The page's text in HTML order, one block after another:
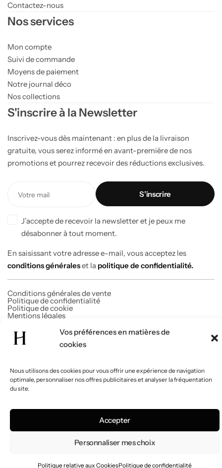
Vos préférences en matières de
cookies
Nous utilisons des cookies pour vous offrir une expérience de navigation
optimale, personnaliser nos offres publicitaires et analyser la fréquentation
du site.
Accepter
Personnaliser mes choix
Politique relative aux CookiesPolitique de confidentialité
Contactez-nous
Nos services
Mon compte
Suivi de commande
Moyens de paiement
Notre journal déco
Nos collections
S'inscrire à la Newsletter
Inscrivez-vous dès maintenant : en plus de la livraison
gratuite, vous serez informé en avant-première de nos
promotions et pourrez recevoir des réductions exclusives.
J’accepte de recevoir la newsletter et je peux me
désabonner à tout moment.
En saisissant votre adresse e-mail, vous acceptez les
conditions généraleset la politique de confidentialité.
Conditions générales de vente
Politique de confidentialité
Politique de cookie
Mentions légales